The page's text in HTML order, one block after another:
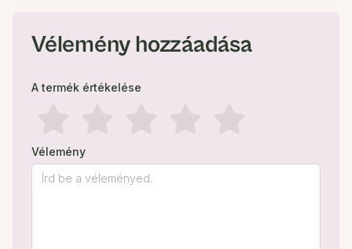
Vélemény hozzáadása
A termék értékelése
Vélemény